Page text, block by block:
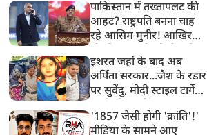
पाकिस्तान में तख्तापलट की
आहट? राष्ट्रपति बनना चाह
रहे आसिम मुनीर! आखिर
बनाया मोहरा?
इशरत जहां के बाद अब
अर्पिता सरकार...जैश के रडार
पर सुवेंदु, मोदी स्टाइल टार्गेट
बड़ा एक्शन!
'1857 जैसी होगी 'क्रांति'!'
मीडिया के सामने आए